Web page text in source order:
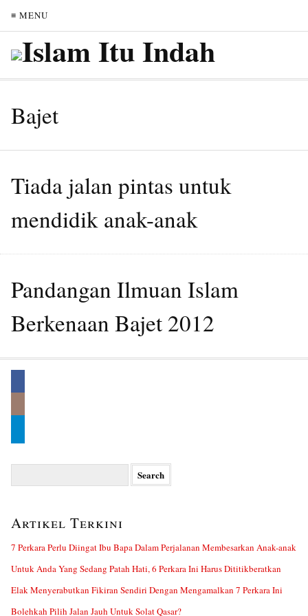
≡ MENU
Bajet
Tiada jalan pintas untuk
mendidik anak-anak
Pandangan Ilmuan Islam
Berkenaan Bajet 2012
Artikel Terkini
7 Perkara Perlu Diingat Ibu Bapa Dalam Perjalanan Membesarkan Anak-anak
Untuk Anda Yang Sedang Patah Hati, 6 Perkara Ini Harus Dititikberatkan
Elak Menyerabutkan Fikiran Sendiri Dengan Mengamalkan 7 Perkara Ini
Bolehkah Pilih Jalan Jauh Untuk Solat Qasar?